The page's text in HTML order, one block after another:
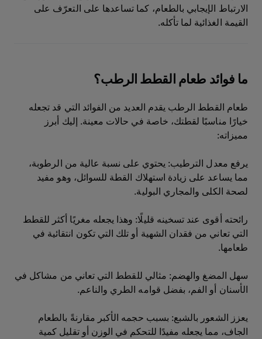
الارتباط الإيجابي بالطعام، كما تساعدها على التعرّف على
القيمة الغذائية لما تأكله.
ما فوائد طعام القطط الرطب؟
طعام القطط الرطب يقدم العديد من الفوائد التي قد تجعله
خيارًا مناسبًا لقطتك، خاصة في حالات معينة. إليك أبرز
مميزاته:
يرفع معدل الترطيب: يحتوي على نسبة عالية من الرطوبة،
مما يساعد على زيادة استهلاك القطة للسوائل، وهو مفيد
لصحة الكلى والمجاري البولية.
رائحته أقوى عند تسخينه قليلًا: وهذا يجعله مغريًا أكثر للقطط
التي تعاني من فقدان الشهية أو تلك التي تكون انتقائية في
طعامها.
سهل المضغ والهضم: مثالي للقطط التي تعاني من مشاكل في
الأسنان أو الفم، بفضل قوامه الطري والناعم.
يعزز الشعور بالشبع: بسبب حجمه الأكبر مقارنةً بالطعام
الجاف، مما يجعله مفيدًا للتحكم في الوزن أو تقليل كمية